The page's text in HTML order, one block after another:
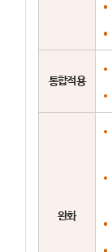
통합적용
완화